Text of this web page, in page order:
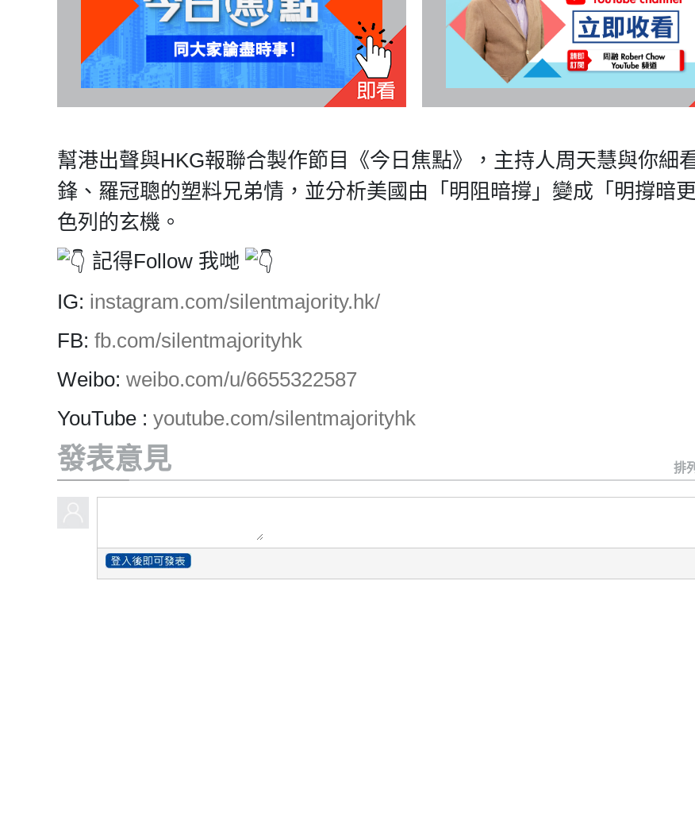
幫港出聲與HKG報聯合製作節目《今日焦點》，主持人周天慧與你細
鋒、羅冠聰的塑料兄弟情，並分析美國由「明阻暗撐」變成「明撐暗
色列的玄機。
記得Follow 我哋
IG: instagram.com/silentmajority.hk/
FB: fb.com/silentmajorityhk
Weibo: weibo.com/u/6655322587
YouTube : youtube.com/silentmajorityhk
發表意見 排